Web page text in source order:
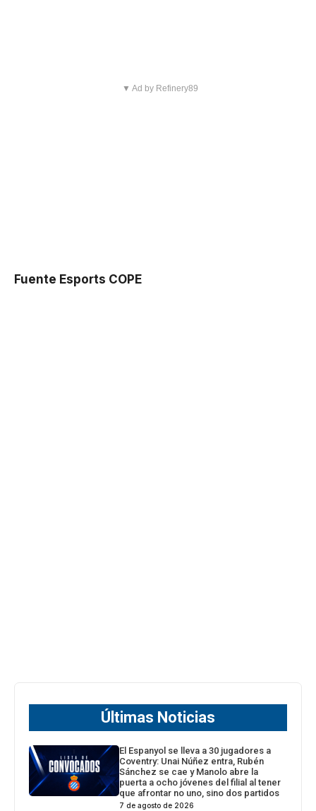
▼ Ad by Refinery89
Fuente Esports COPE
Últimas Noticias
El Espanyol se lleva a 30 jugadores a
Coventry: Unai Núñez entra, Rubén
Sánchez se cae y Manolo abre la
puerta a ocho jóvenes del filial al tener
que afrontar no uno, sino dos partidos
7 de agosto de 2026